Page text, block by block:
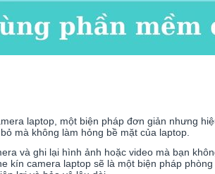
laptop, một biện pháp đơn giản nhưng
mà không làm hỏng bề mặt của laptop.
và ghi lại hình ảnh hoặc video mà bạn
kín camera laptop sẽ là một biện pháp